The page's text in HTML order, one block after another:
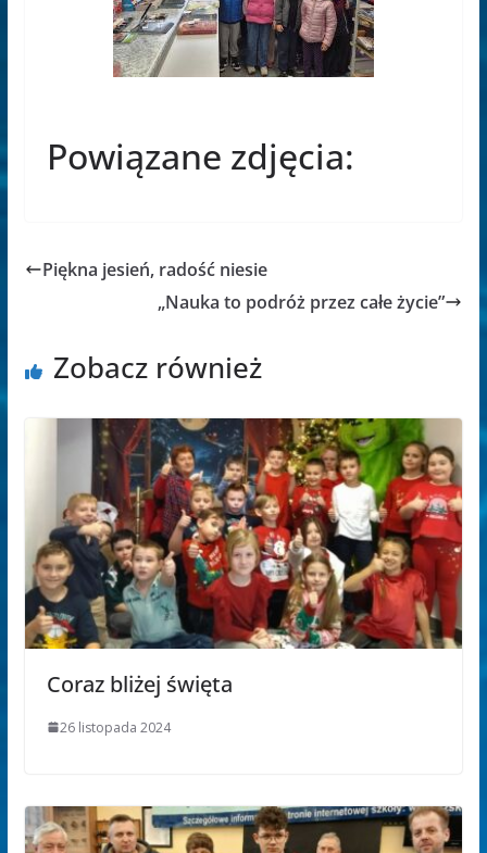
Powiązane zdjęcia:
Piękna jesień, radość niesie
„Nauka to podróż przez całe życie”
Zobacz również
Coraz bliżej święta
26 listopada 2024